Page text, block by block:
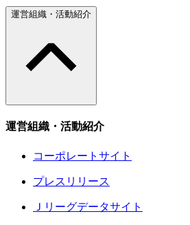
運営組織・活動紹介
運営組織・活動紹介
コーポレートサイト
プレスリリース
Ｊリーグデータサイト